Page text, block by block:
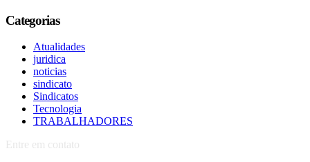
Categorias
Atualidades
juridica
noticias
sindicato
Sindicatos
Tecnologia
TRABALHADORES
Entre em contato